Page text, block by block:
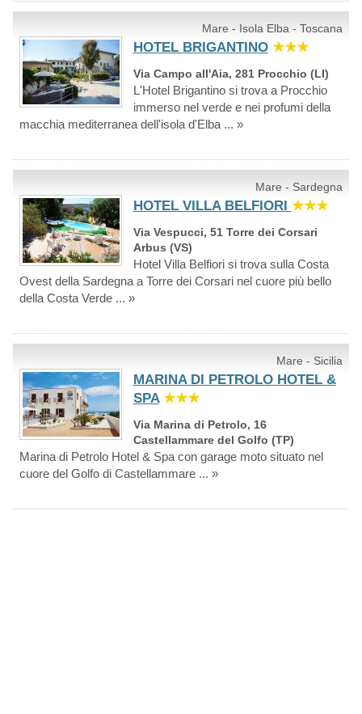
Mare - Isola Elba - Toscana
HOTEL BRIGANTINO ★★★
Via Campo all'Aia, 281 Procchio (LI)
L'Hotel Brigantino si trova a Procchio
immerso nel verde e nei profumi della
macchia mediterranea dell'isola d'Elba ... »
Mare - Sardegna
HOTEL VILLA BELFIORI ★★★
Via Vespucci, 51 Torre dei Corsari
Arbus (VS)
Hotel Villa Belfiori si trova sulla Costa
Ovest della Sardegna a Torre dei Corsari nel cuore più bello
della Costa Verde ... »
Mare - Sicilia
MARINA DI PETROLO HOTEL &
SPA ★★★
Via Marina di Petrolo, 16
Castellammare del Golfo (TP)
Marina di Petrolo Hotel & Spa con garage moto situato nel
cuore del Golfo di Castellammare ... »